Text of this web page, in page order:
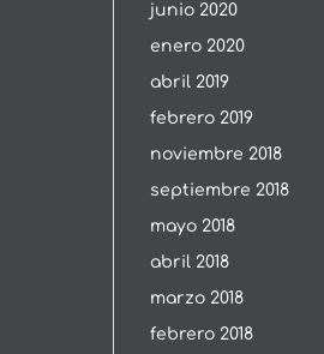
junio 2020
enero 2020
abril 2019
febrero 2019
noviembre 2018
septiembre 2018
mayo 2018
abril 2018
marzo 2018
febrero 2018